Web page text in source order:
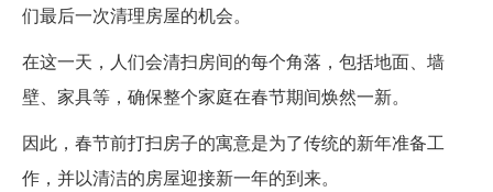
们最后一次清理房屋的机会。
在这一天，人们会清扫房间的每个角落，包括地面、墙
壁、家具等，确保整个家庭在春节期间焕然一新。
因此，春节前打扫房子的寓意是为了传统的新年准备工
作，并以清洁的房屋迎接新一年的到来。